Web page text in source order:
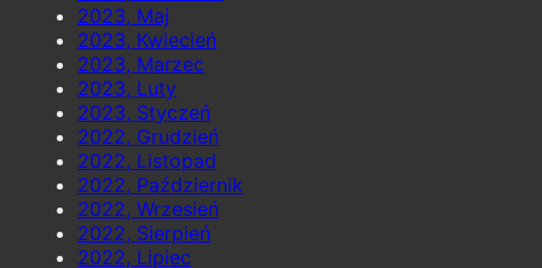
2023, Maj
2023, Kwiecień
2023, Marzec
2023, Luty
2023, Styczeń
2022, Grudzień
2022, Listopad
2022, Październik
2022, Wrzesień
2022, Sierpień
2022, Lipiec